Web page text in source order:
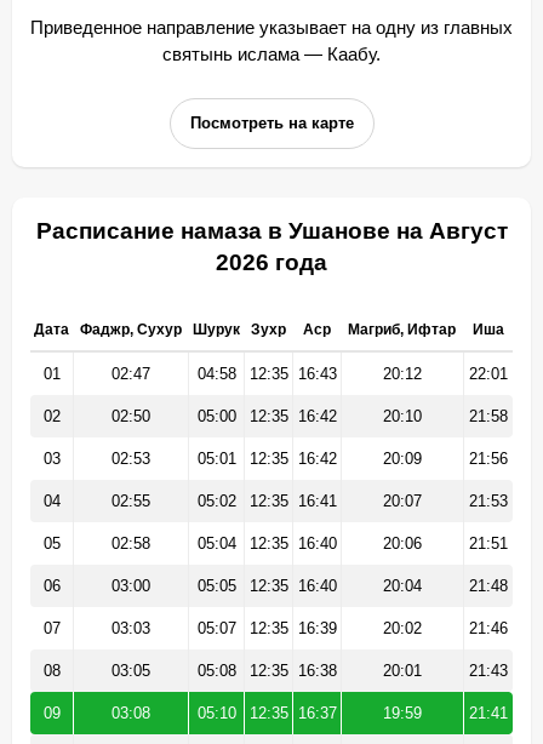
Приведенное направление указывает на одну из главных
святынь ислама — Каабу.
Посмотреть на карте
Расписание намаза в Ушанове на Август
2026 года
Дата Фаджр, Сухур Шурук Зухр Аср Магриб, Ифтар Иша
01 02:47 04:58 12:35 16:43 20:12 22:01
02 02:50 05:00 12:35 16:42 20:10 21:58
03 02:53 05:01 12:35 16:42 20:09 21:56
04 02:55 05:02 12:35 16:41 20:07 21:53
05 02:58 05:04 12:35 16:40 20:06 21:51
06 03:00 05:05 12:35 16:40 20:04 21:48
07 03:03 05:07 12:35 16:39 20:02 21:46
08 03:05 05:08 12:35 16:38 20:01 21:43
09 03:08 05:10 12:35 16:37 19:59 21:41